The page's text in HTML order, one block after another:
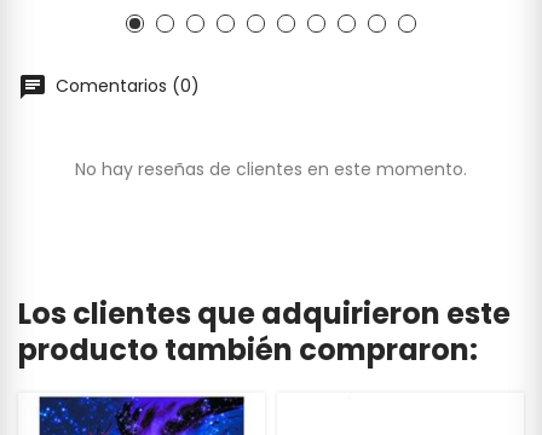
Comentarios (0)
No hay reseñas de clientes en este momento.
Los clientes que adquirieron este
producto también compraron: